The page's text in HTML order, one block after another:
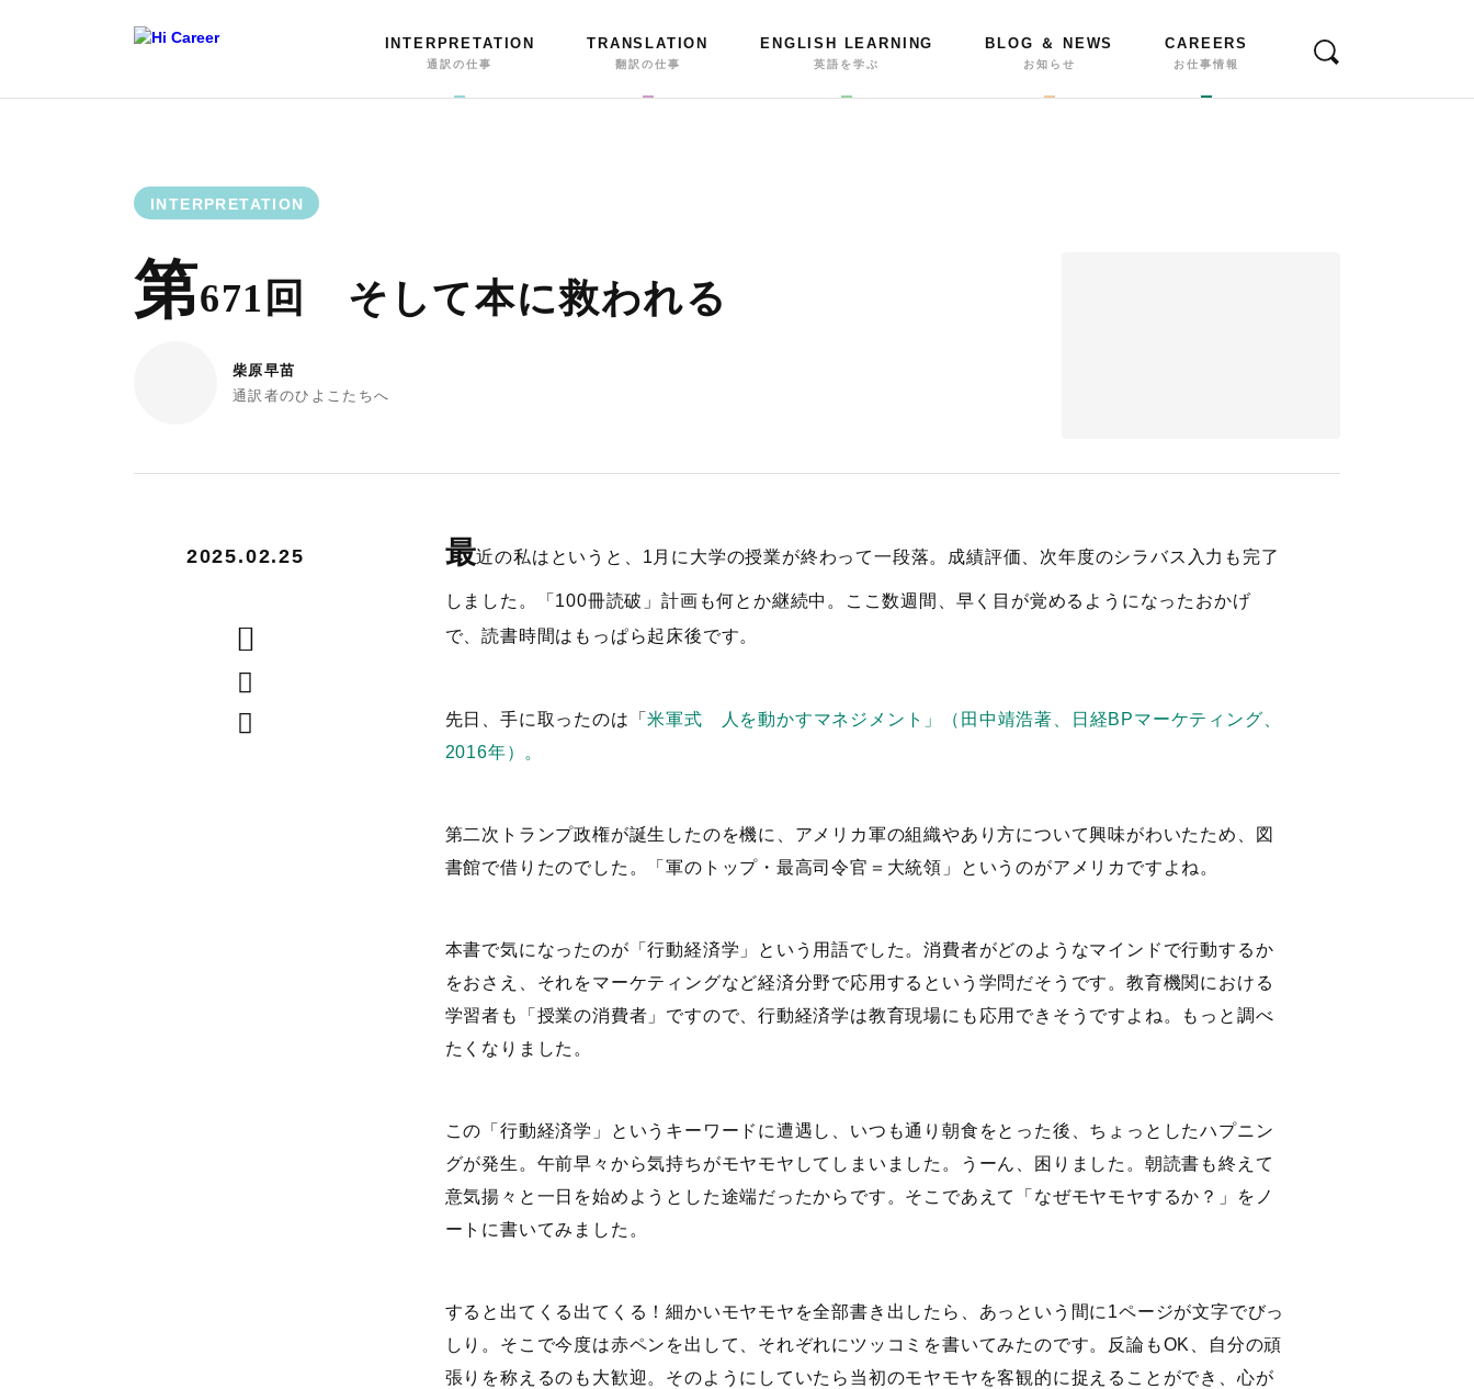
INTERPRETATION
通訳の仕事
TRANSLATION
翻訳の仕事
ENGLISH LEARNING
英語を学ぶ
BLOG ＆ NEWS
お知らせ
CAREERS
お仕事情報
INTERPRETATION
第671回 そして本に救われる
柴原早苗
通訳者のひよこたちへ
2025.02.25 最近の私はというと、1月に大学の授業が終わって一段落。成績評価、次年度のシラバス入力も完了
しました。「100冊読破」計画も何とか継続中。ここ数週間、早く目が覚めるようになったおかげ
で、読書時間はもっぱら起床後です。
先日、手に取ったのは「米軍式 人を動かすマネジメント」（田中靖浩著、日経BPマーケティング、
2016年）。
第二次トランプ政権が誕生したのを機に、アメリカ軍の組織やあり方について興味がわいたため、図
書館で借りたのでした。「軍のトップ・最高司令官＝大統領」というのがアメリカですよね。
本書で気になったのが「行動経済学」という用語でした。消費者がどのようなマインドで行動するか
をおさえ、それをマーケティングなど経済分野で応用するという学問だそうです。教育機関における
学習者も「授業の消費者」ですので、行動経済学は教育現場にも応用できそうですよね。もっと調べ
たくなりました。
この「行動経済学」というキーワードに遭遇し、いつも通り朝食をとった後、ちょっとしたハプニン
グが発生。午前早々から気持ちがモヤモヤしてしまいました。うーん、困りました。朝読書も終えて
意気揚々と一日を始めようとした途端だったからです。そこであえて「なぜモヤモヤするか？」をノ
ートに書いてみました。
すると出てくる出てくる！細かいモヤモヤを全部書き出したら、あっという間に1ページが文字でびっ
しり。そこで今度は赤ペンを出して、それぞれにツッコミを書いてみたのです。反論もOK、自分の頑
張りを称えるのも大歓迎。そのようにしていたら当初のモヤモヤを客観的に捉えることができ、心が